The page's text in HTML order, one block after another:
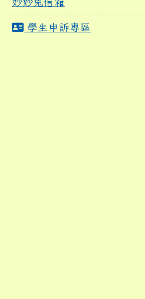
妙妙兔信箱
學生申訴專區